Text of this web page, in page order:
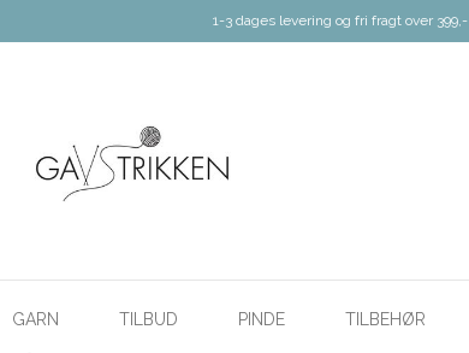
1-3 dages levering og fri fragt over 399,-
GARN TILBUD PINDE TILBEHØR